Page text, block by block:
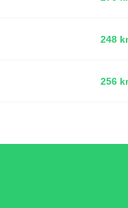
248
256